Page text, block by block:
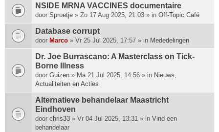
r
w
e
r
p
h
e
e
f
t
e
e
n
p
e
NSIDE MRNA VACCINES documentaire
door Sproetje » Zo 17 Aug 2025, 21:03 » in Off-Topic Café
Database corrupt
door Marco » Vr 25 Jul 2025, 17:57 » in Mededelingen
Dr. Joe Burrascano: A Masterclass on Tick-
Borne Illness
door Guizen » Ma 21 Jul 2025, 14:56 » in Nieuws,
Actualiteiten en Acties
Alternatieve behandelaar Maastricht
Eindhoven
door chris33 » Vr 04 Jul 2025, 13:31 » in Vind een
behandelaar